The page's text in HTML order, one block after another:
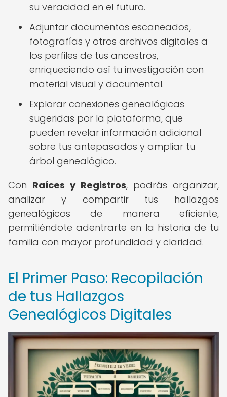
su veracidad en el futuro.
Adjuntar documentos escaneados,
fotografías y otros archivos digitales a
los perfiles de tus ancestros,
enriqueciendo así tu investigación con
material visual y documental.
Explorar conexiones genealógicas
sugeridas por la plataforma, que
pueden revelar información adicional
sobre tus antepasados y ampliar tu
árbol genealógico.
Con Raíces y Registros, podrás organizar,
analizar y compartir tus hallazgos
genealógicos de manera eficiente,
permitiéndote adentrarte en la historia de tu
familia con mayor profundidad y claridad.
El Primer Paso: Recopilación
de tus Hallazgos
Genealógicos Digitales